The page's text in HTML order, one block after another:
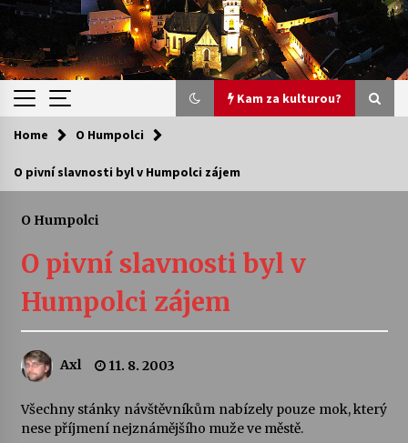
Kam za kulturou?
Kam za kulturou?
Vernisáž výstavy Josefíny Duškové: Stávám se
kapkou
30. 7. 2026
Veselí muzikanti
Home O Humpolci
O pivní slavnosti byl v Humpolci zájem
O Humpolci
O pivní slavnosti byl v
Humpolci zájem
Axl 11. 8. 2003
Všechny stánky návštěvníkům nabízely pouze mok, který
nese příjmení nejznámějšího muže ve městě.